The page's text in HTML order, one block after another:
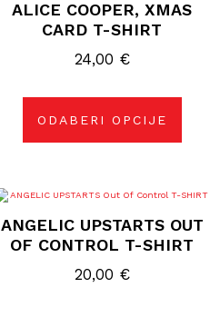
ALICE COOPER, XMAS
CARD T-SHIRT
24,00 €
ODABERI OPCIJE
ima
varijanti.
se
stranici
ANGELIC UPSTARTS OUT
OF CONTROL T-SHIRT
20,00 €
Ovaj
ima
varijanti.
se